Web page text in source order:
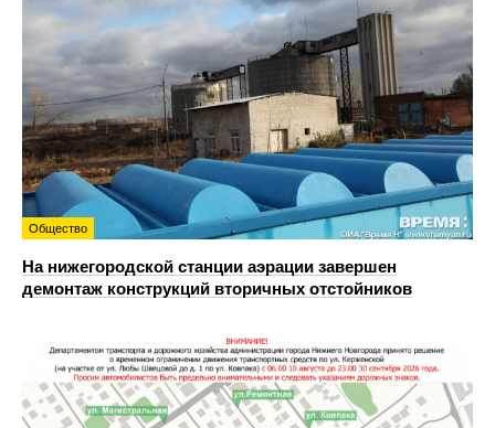
Общество
На нижегородской станции аэрации завершен
демонтаж конструкций вторичных отстойников